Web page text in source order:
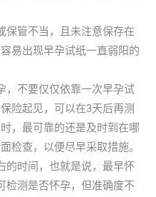
保管不当，且未注意保存在
易出现早孕试纸一直弱阳的
，不要仅仅依靠一次早孕试
险起见，可以在3天后再测
，最可靠的还是及时到在哪
检查，以便尽早采取措施。
的时间，也就是说，最早怀
检测是否怀孕，但准确度不